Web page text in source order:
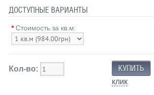
ДОСТУПНЫЕ ВАРИАНТЫ
* Стоимость за кв.м:
Кол-во:
клик